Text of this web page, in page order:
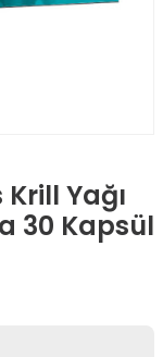
Yağı
30 Kapsül